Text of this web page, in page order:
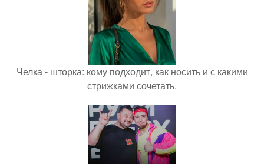
Челка - шторка: кому подходит, как носить и с какими
стрижками сочетать.